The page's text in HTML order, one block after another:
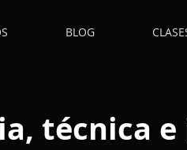
BLOG
técnica